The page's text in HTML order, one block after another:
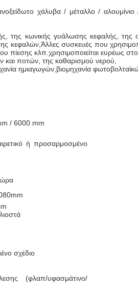
χάλυβα / μέταλλο /
της κωνικής γυάλωσης κεφαλής, της
κεφαλών,Άλλες συσκευές που
πίεσης κλπ.χρησιμοποιείται ευρέως
και ποτών, της καθαρισμού νερού,
ημιαγωγών,βιομηχανία
/ 6000 mm
ή προσαρμοσμένο
σχέδιο
(φλαπ/υφασμάτινο/